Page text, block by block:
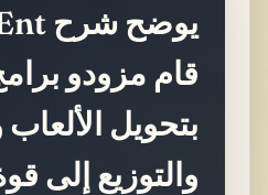
قام مزودو
بتحويل
والتوزيع إلى